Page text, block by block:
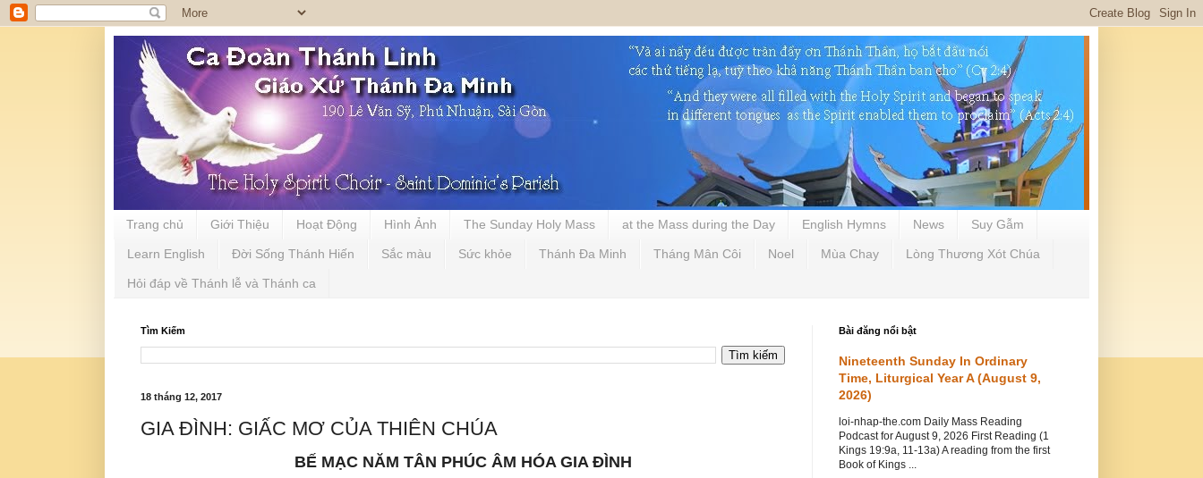
Trang chủ Giới Thiệu Hoạt Động Hình Ảnh The Sunday Holy Mass at the Mass during the Day English Hymns News Suy Gẫm
Learn English Đời Sống Thánh Hiến Sắc màu Sức khỏe Thánh Đa Minh Tháng Mân Côi Noel Mùa Chay Lòng Thương Xót Chúa
Hỏi đáp về Thánh lễ và Thánh ca
Tìm Kiếm
18 tháng 12, 2017
GIA ĐÌNH: GIẤC MƠ CỦA THIÊN CHÚA
BẾ MẠC NĂM TÂN PHÚC ÂM HÓA GIA ĐÌNH
Bài đăng nổi bật
Nineteenth Sunday In Ordinary
Time, Liturgical Year A (August 9,
2026)
loi-nhap-the.com Daily Mass Reading
Podcast for August 9, 2026 First Reading (1
Kings 19:9a, 11-13a) A reading from the first
Book of Kings ...